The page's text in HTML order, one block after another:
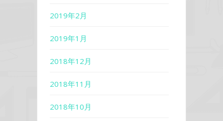
2019年2月
2019年1月
2018年12月
2018年11月
2018年10月